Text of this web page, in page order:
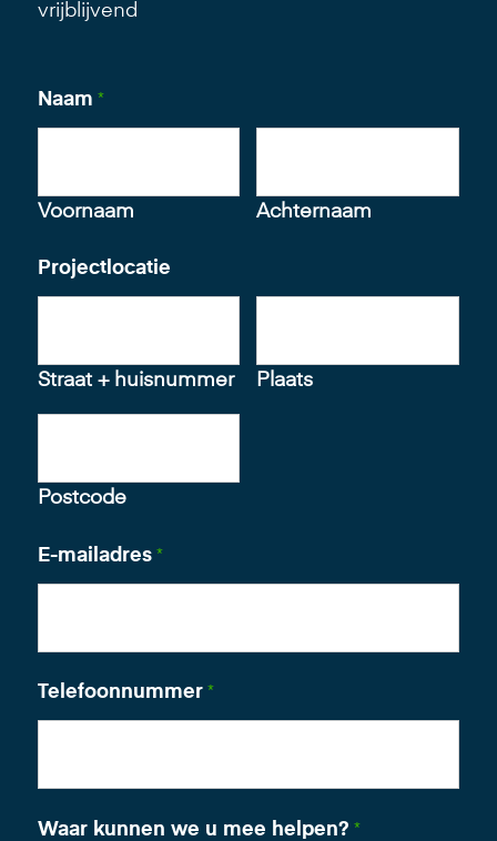
vrijblijvend
Naam *
Voornaam Achternaam
Projectlocatie
Straat + huisnummer Plaats
Postcode
E-mailadres *
Telefoonnummer *
Waar kunnen we u mee helpen? *